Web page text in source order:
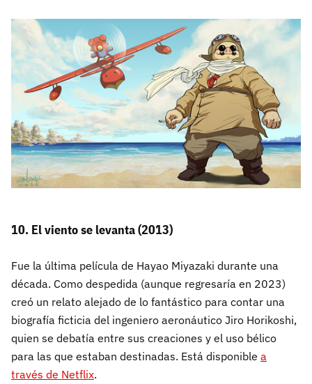
10. El viento se levanta (2013)
Fue la última película de Hayao Miyazaki durante una
década. Como despedida (aunque regresaría en 2023)
creó un relato alejado de lo fantástico para contar una
biografía ficticia del ingeniero aeronáutico Jiro Horikoshi,
quien se debatía entre sus creaciones y el uso bélico
para las que estaban destinadas. Está disponible a
través de Netflix.